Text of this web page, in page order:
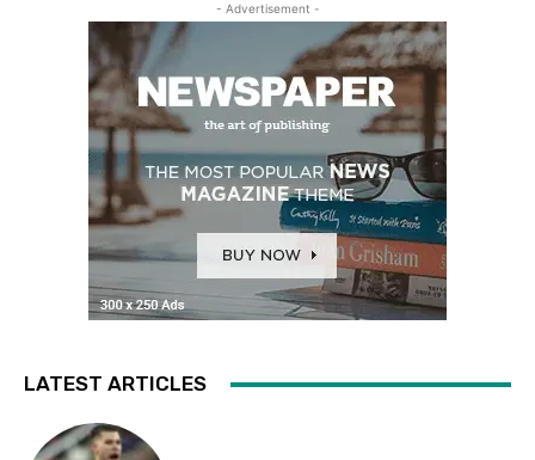
- Advertisement -
LATEST ARTICLES